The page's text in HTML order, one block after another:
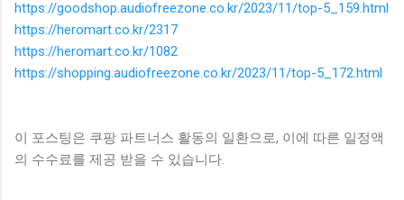
https://goodshop.audiofreezone.co.kr/2023/11/top-5_159.html
https://heromart.co.kr/2317
https://heromart.co.kr/1082
https://shopping.audiofreezone.co.kr/2023/11/top-5_172.html
이 포스팅은 쿠팡 파트너스 활동의 일환으로, 이에 따른 일정액
의 수수료를 제공 받을 수 있습니다.